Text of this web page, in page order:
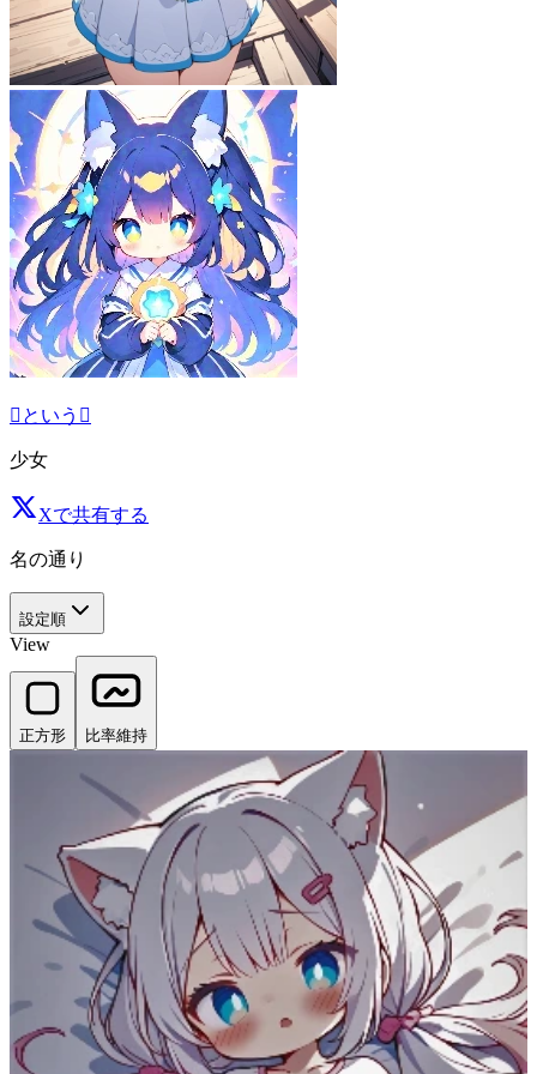
𠄔という𠆭
少女
Xで共有する
名の通り
設定順
View
正方形 比率維持